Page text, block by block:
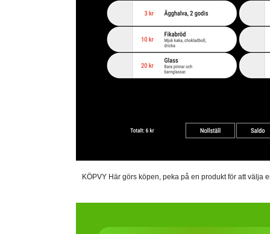
KÖPVY Här görs köpen, peka på en produkt för att välja